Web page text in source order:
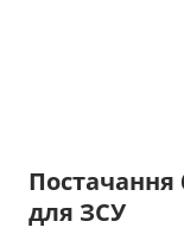
Постачання
для ЗСУ